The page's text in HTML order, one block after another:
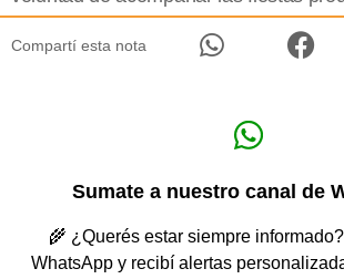
Compartí esta nota
Sumate a nuestro canal de
🌾 ¿Querés estar siempre
WhatsApp y recibí alertas